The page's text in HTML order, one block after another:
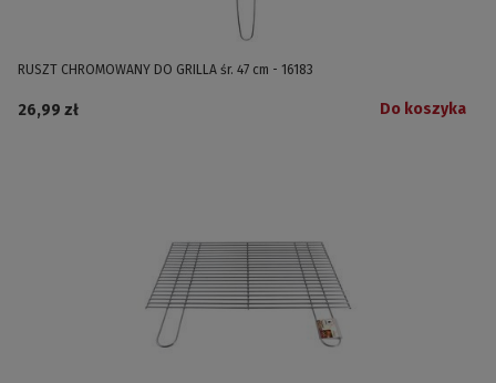
RUSZT CHROMOWANY DO GRILLA śr. 47 cm - 16183
26,99 zł Do koszyka